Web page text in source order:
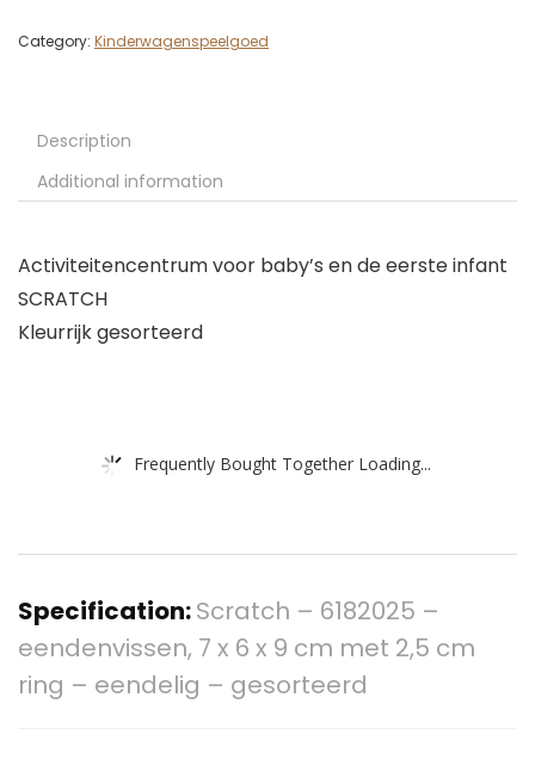
Category: Kinderwagenspeelgoed
Description
Additional information
Activiteitencentrum voor baby’s en de eerste infant
SCRATCH
Kleurrijk gesorteerd
Frequently Bought Together Loading...
Specification:Scratch – 6182025 –
eendenvissen, 7 x 6 x 9 cm met 2,5 cm
ring – eendelig – gesorteerd